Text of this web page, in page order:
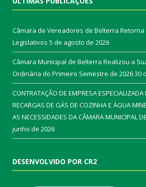
Câmara de Vereadores de Belterra Retorna
Legislativos 5 de agosto de 2026
Câmara Municipal de Belterra Realizou a
Ordinária do Primeiro Semestre de 202630
CONTRATAÇÃO DE EMPRESA
RECARGAS DE GÁS DE COZINHA E ÁGUA
AS NECESSIDADES DA CÂMARA MUNICIPAL
junho de 2026
DESENVOLVIDO POR CR2